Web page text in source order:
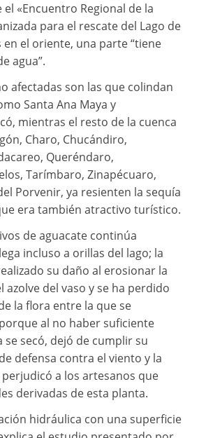
el «Encuentro Regional de la
para el rescate del Lago de
en el oriente, una parte “tiene
agua”.
afectadas son las que colindan
Santa Ana Maya y
mientras el resto de la cuenca
Charo, Chucándiro,
Queréndaro,
Tarímbaro, Zinapécuaro,
Porvenir, ya resienten la sequía
era también atractivo turístico.
de aguacate continúa
incluso a orillas del lago; la
su daño al erosionar la
del vaso y se ha perdido
la flora entre la que se
al no haber suficiente
secó, dejó de cumplir su
defensa contra el viento y la
a los artesanos que
derivadas de esta planta.
hidráulica con una superficie